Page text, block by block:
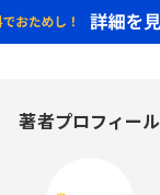
著者プロフィール